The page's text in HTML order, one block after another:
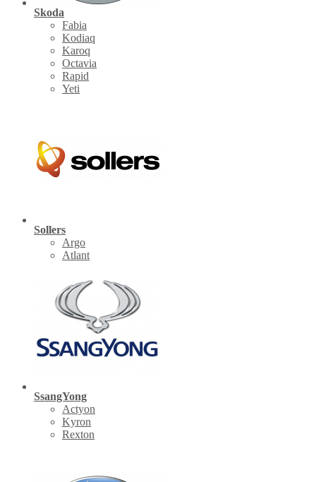
Skoda
Fabia
Kodiaq
Karoq
Octavia
Rapid
Yeti
Sollers
Argo
Atlant
SsangYong
Actyon
Kyron
Rexton